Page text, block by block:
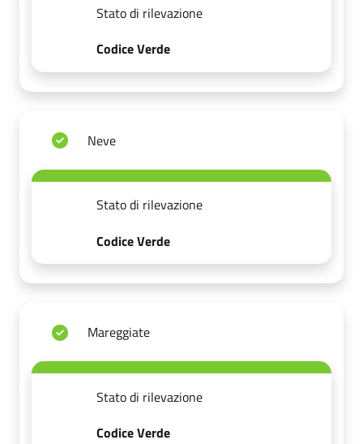
Stato di rilevazione
Codice Verde
Neve
Stato di rilevazione
Codice Verde
Mareggiate
Stato di rilevazione
Codice Verde